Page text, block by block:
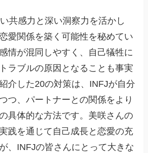
共感力と深い洞察力を活かし
愛関係を築く可能性を秘めてい
情が混同しやすく、自己犠牲に
ラブルの原因となることも事実
介した20の対策は、INFJが自分
つ、パートナーとの関係をより
具体的な方法です。美咲さんの
践を通じて自己成長と恋愛の充
、INFJの皆さんにとって大きな